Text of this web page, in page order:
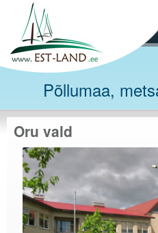
Põllumaa,
Oru vald